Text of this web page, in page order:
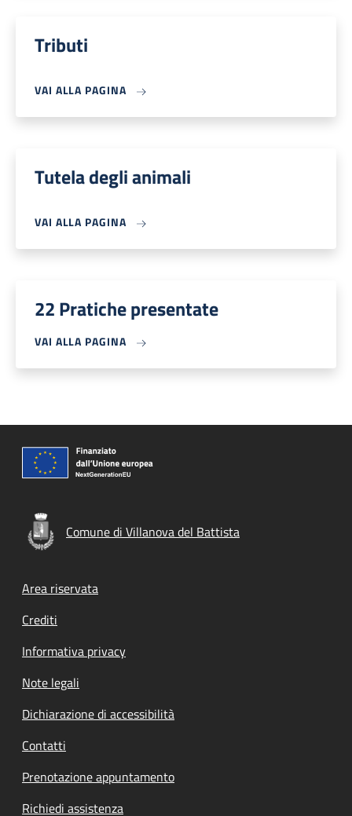
Tributi
VAI ALLA PAGINA
Tutela degli animali
VAI ALLA PAGINA
22 Pratiche presentate
VAI ALLA PAGINA
Comune di Villanova del Battista
Footer menu
Area riservata
Crediti
Informativa privacy
Note legali
Dichiarazione di accessibilità
Contatti
Prenotazione appuntamento
Richiedi assistenza